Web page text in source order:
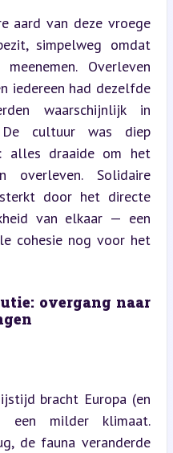
aard van deze vroege
simpelweg omdat
Overleven
iedereen had dezelfde
waarschijnlijk in
De cultuur was diep
alles draaide om het
overleven. Solidaire
door het directe
van elkaar — een
cohesie nog voor het
overgang naar
bracht Europa (en
milder klimaat.
de fauna veranderde